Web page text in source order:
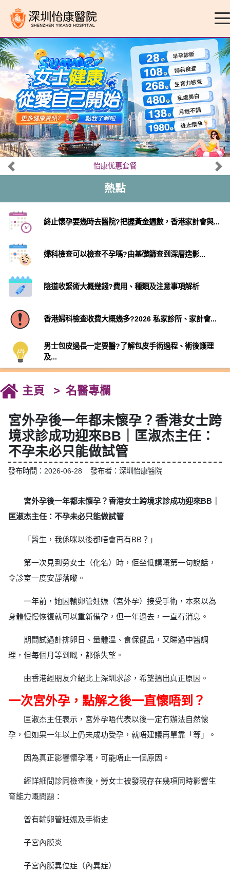
怡康优惠套餐
熱點
終止懷孕要幾時去醫院?把握黃金週數，香港家計會與...
婦科檢查可以檢查不孕嗎?由基礎篩查到深層造影...
陰道收緊術大概幾錢?費用、種類及注意事項解析
香港婦科檢查收費大概幾多?2026 私家診所、家計會...
男士包皮過長一定要醫?了解包皮手術過程、術後護理
及...
主頁 名醫專欄
宮外孕後一年都未懷孕？香港女士跨
境求診成功迎來BB｜匡淑杰主任：
不孕未必只能做試管
發布時間：2026-06-28 發布者：深圳怡康醫院
宮外孕後一年都未懷孕？香港女士跨境求診成功迎來BB｜
匡淑杰主任：不孕未必只能做試管
「醫生，我係咪以後都唔會再有BB？」
第一次見到勞女士（化名）時，佢坐低講嘅第一句說話，
令診室一度安靜落嚟。
一年前，她因輸卵管妊娠（宮外孕）接受手術，本來以為
身體慢慢恢復就可以重新備孕，但一年過去，一直冇消息。
期間試過計排卵日、量體溫、食保健品，又睇過中醫調
理，但每個月等到嘅，都係失望。
由香港經朋友介紹北上深圳求診，希望搵出真正原因。
一次宮外孕，點解之後一直懷唔到？
匡淑杰主任表示，宮外孕唔代表以後一定冇辦法自然懷
孕，但如果一年以上仍未成功受孕，就唔建議再單靠「等」。
因為真正影響懷孕嘅，可能唔止一個原因。
經詳細問診同檢查後，勞女士被發現存在幾項同時影響生
育能力嘅問題：
曾有輸卵管妊娠及手術史
子宮內膜炎
子宮內膜異位症（內異症）